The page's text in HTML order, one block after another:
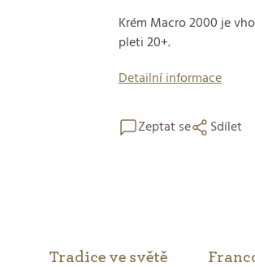
Krém Macro 2000 je
pleti 20+.
Detailní informace
Zeptat se Sdílet
Tradice ve světě